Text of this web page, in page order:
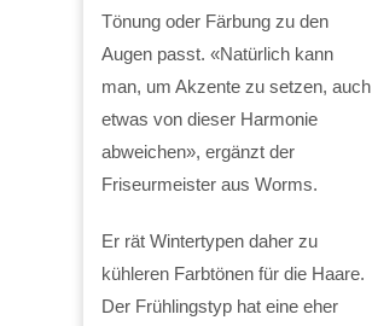
Tönung oder Färbung zu den
Augen passt. «Natürlich kann
man, um Akzente zu setzen, auch
etwas von dieser Harmonie
abweichen», ergänzt der
Friseurmeister aus Worms.
Er rät Wintertypen daher zu
kühleren Farbtönen für die Haare.
Der Frühlingstyp hat eine eher